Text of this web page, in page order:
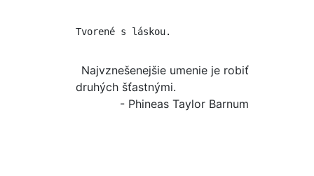
Tvorené s láskou.
Najvznešenejšie umenie je robiť
druhých šťastnými.
- Phineas Taylor Barnum